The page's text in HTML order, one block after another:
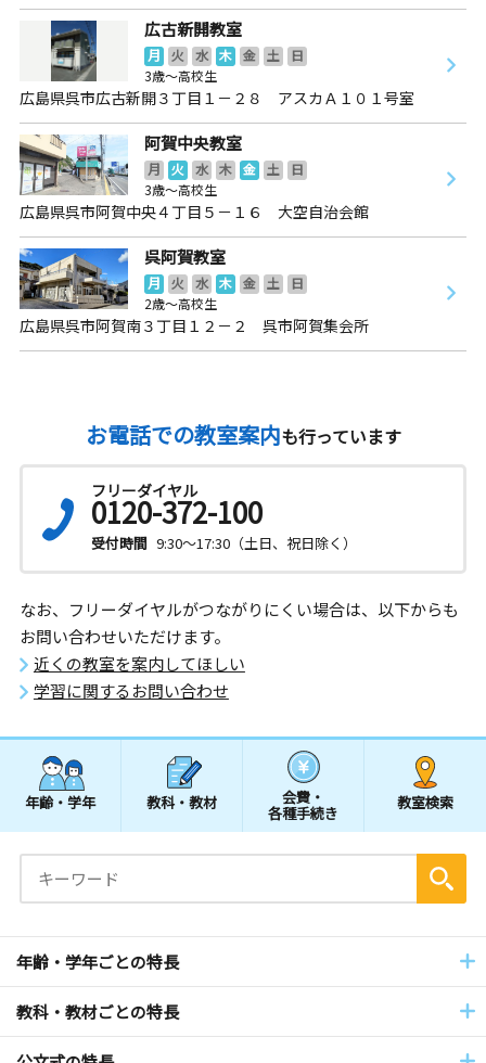
広古新開教室
月 火 水 木 金 土
日
3歳～高校生
広島県呉市広古新開３丁目１－２８ アスカＡ１０１号室
阿賀中央教室
月 火 水 木 金 土
日
3歳～高校生
広島県呉市阿賀中央４丁目５－１６ 大空自治会館
呉阿賀教室
月 火 水 木 金 土
日
2歳～高校生
広島県呉市阿賀南３丁目１２－２ 呉市阿賀集会所
お電話での教室案内も行っています
フリーダイヤル
0120-372-100
受付時間 9:30～17:30（土日、祝日除く）
なお、フリーダイヤルがつながりにくい場合は、以下からも
お問い合わせいただけます。
近くの教室を案内してほしい
学習に関するお問い合わせ
年齢・学年 教科・教材 会費・
各種手続き
教室検索
年齢・学年ごとの特長
教科・教材ごとの特長